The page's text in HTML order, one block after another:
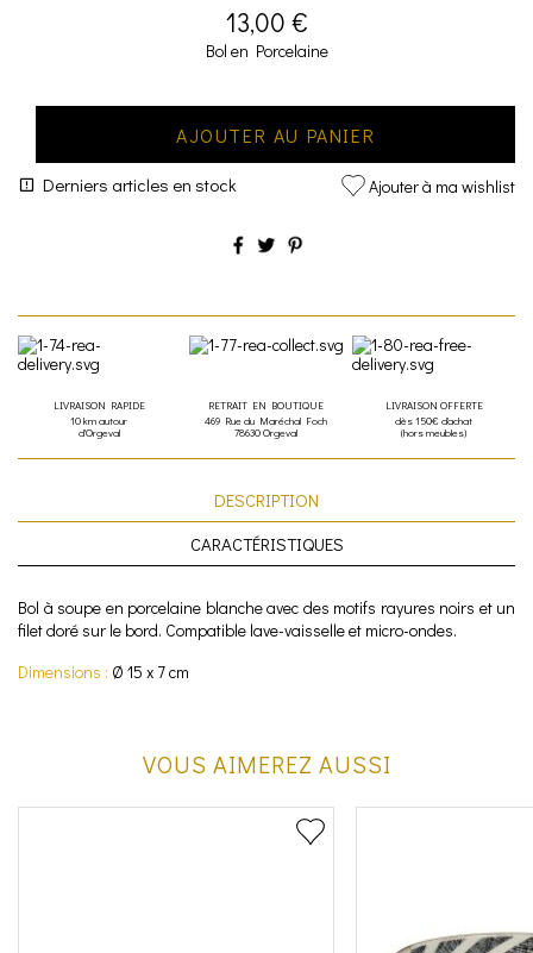
13,00 €
Bol en Porcelaine
AJOUTER AU PANIER
Derniers articles en stock Ajouter à ma wishlist
LIVRAISON RAPIDE
10 km autour
d'Orgeval
RETRAIT EN BOUTIQUE
469 Rue du Maréchal Foch
78630 Orgeval
LIVRAISON OFFERTE
dès 150€ d'achat
(hors meubles)
DESCRIPTION
CARACTÉRISTIQUES
Bol à soupe en porcelaine blanche avec des motifs rayures noirs et un
filet doré sur le bord. Compatible lave-vaisselle et micro-ondes.
Dimensions : Ø 15 x 7 cm
VOUS AIMEREZ AUSSI